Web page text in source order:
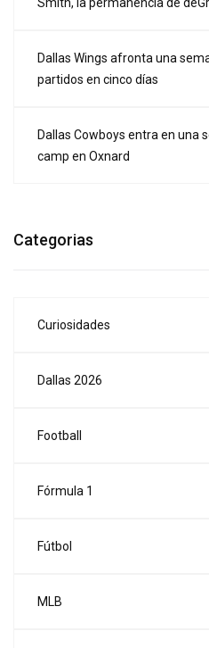
Dallas Wings afronta una
partidos en cinco días
Dallas Cowboys entra en una
camp en Oxnard
Categorias
Curiosidades
Dallas 2026
Football
Fórmula 1
Fútbol
MLB